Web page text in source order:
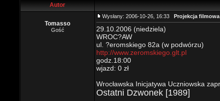
Autor
Tomasso
Gość
Wysłany: 2006-10-26, 16:33 Projekcja
29.10.2006 (niedziela)
WROC?AW
ul. ?eromskiego 82a (w podwórzu)
http://www.zeromskiego.glt.pl
godz.18:00
wjazd: 0 zł
Wrocławska Inicjatywa Uczniowska
Ostatni Dzwonek [1989]